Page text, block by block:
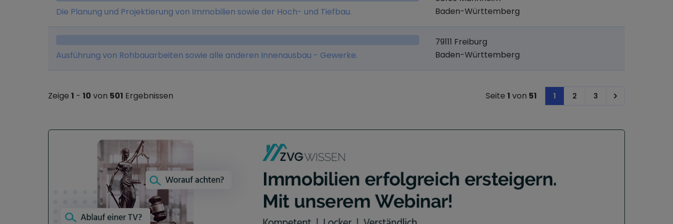
Die Planung und Projektierung von Immobilien sowie der Hoch- und Tiefbau.
Baden-Württemberg
Ausführung von Rohbauarbeiten sowie alle anderen Innenausbau - Gewerke.
79111 Freiburg
Baden-Württemberg
Zeige 1 - 10 von 501 Ergebnissen Seite 1 von 51 1 2 3 Next